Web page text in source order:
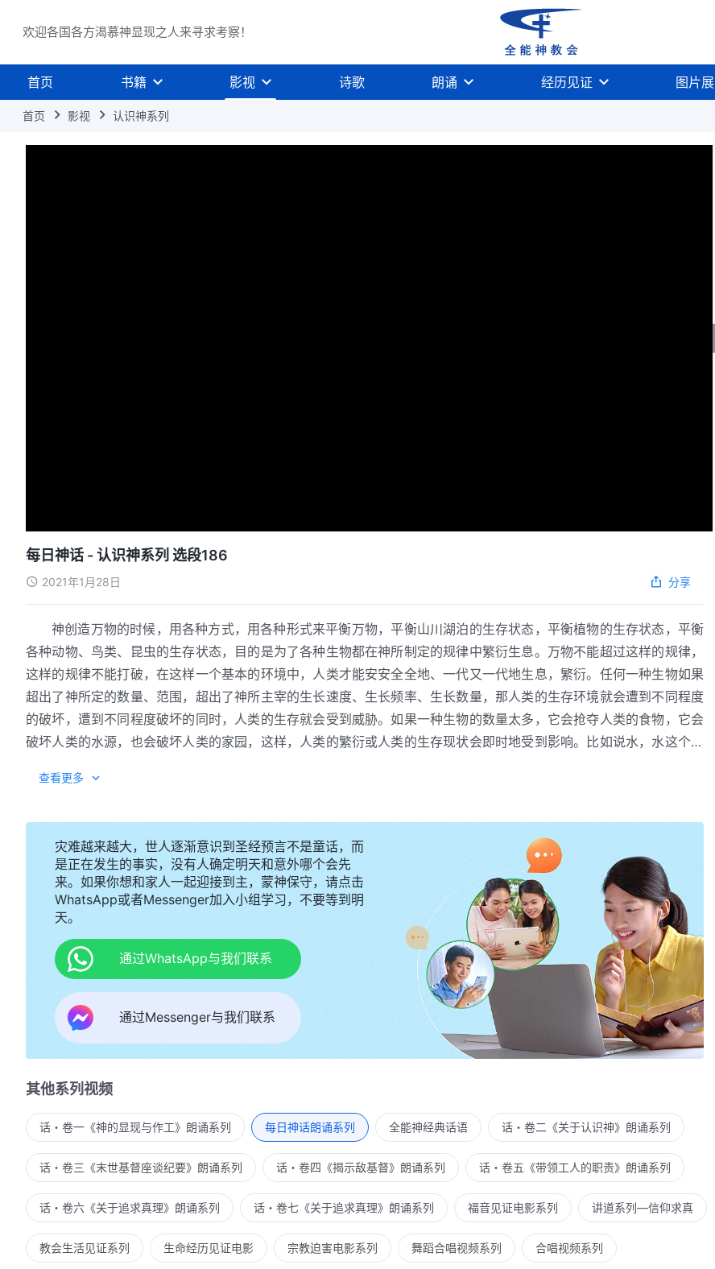
欢迎各国各方渴慕神显现之人来寻求考察！
首页 书籍 影视 诗歌 朗诵 经历见证 图片展
首页 影视 认识神系列
每日神话 - 认识神系列 选段186
2021年1月28日 分享
神创造万物的时候，用各种方式，用各种形式来平衡万物，平衡山川湖泊的生存状态，平衡植物的生存状态，平衡
各种动物、鸟类、昆虫的生存状态，目的是为了各种生物都在神所制定的规律中繁衍生息。万物不能超过这样的规律，
这样的规律不能打破，在这样一个基本的环境中，人类才能安安全全地、一代又一代地生息，繁衍。任何一种生物如果
超出了神所定的数量、范围，超出了神所主宰的生长速度、生长频率、生长数量，那人类的生存环境就会遭到不同程度
的破坏，遭到不同程度破坏的同时，人类的生存就会受到威胁。如果一种生物的数量太多，它会抢夺人类的食物，它会
破坏人类的水源，也会破坏人类的家园，这样，人类的繁衍或人类的生存现状会即时地受到影响。比如说水，水这个东
量一增多，在这固定的饮水源、水域的范围里，人的饮水量、人的水源就会减少，人类就会缺乏水。人类的饮水遭到了
含量都会遭到不同程度的毒害与破坏；同样，在这样的一种状态下，人类的生存、人类的命运依然会受到这样的生态的
威胁。所以，如果失去了这些平衡，人类呼吸的空气会被破坏，人类所能饮用的水会被污染，人类所需要的温度也会不
同程度地受到改变，受到影响，这样，人类固有的生存环境就受到了极大的影响与挑战。在这种人类基本的生存环境被
破坏的情况下，人类的命运、人类的前途会是什么样的？这是很严重的问题！因着神知道万物为什么为人类而有，神造
万物的每一样东西它的作用是什么，对人类能造成什么样的影响，给人类多大的补益，在神心中都有盘算，神掌握着神
所造的万物的方方面面，所以对于人类来说，神所作的每一样事都很重要，都很有必要。所以，当你看到万物中的一些
生态现象也好，或者万物中的一些自然规律也好，你就不会再怀疑神造每一样东西的必要性了，你也不会用无知的言语
去随意论断神这样安排万物、用不同的方式来供应人类，你也不会对神所造的万物的规律随意下结论了。
查看更多
灾难越来越大，世人逐渐意识到圣经预言不是童话，而
是正在发生的事实，没有人确定明天和意外哪个会先
来。如果你想和家人一起迎接到主，蒙神保守，请点击
WhatsApp或者Messenger加入小组学习，不要等到明
天。
通过WhatsApp与我们联系
通过Messenger与我们联系
其他系列视频
话・卷一《神的显现与作工》朗诵系列 每日神话朗诵系列 全能神经典话语 话・卷二《关于认识神》朗诵系列
话・卷三《末世基督座谈纪要》朗诵系列 话・卷四《揭示敌基督》朗诵系列 话・卷五《带领工人的职责》朗诵系列
话・卷六《关于追求真理》朗诵系列 话・卷七《关于追求真理》朗诵系列 福音见证电影系列 讲道系列—信仰求真
教会生活见证系列 生命经历见证电影 宗教迫害电影系列 舞蹈合唱视频系列 合唱视频系列